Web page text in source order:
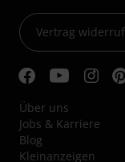
Vertrag
Über uns
Jobs & Karriere
Blog
Kleinanzeigen